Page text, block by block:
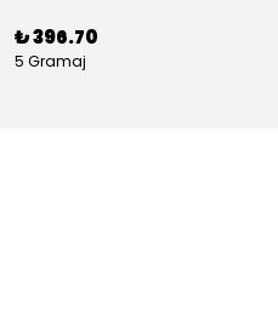
₺ 396.70
5 Gramaj